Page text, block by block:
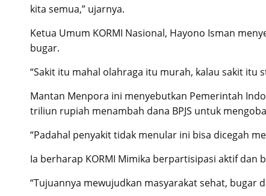
kita semua,” ujarnya.
Ketua Umum KORMI Nasional, Hayono Isman
bugar.
“Sakit itu mahal olahraga itu murah, kalau sakit itu
Mantan Menpora ini menyebutkan Pemerintah
triliun rupiah menambah dana BPJS untuk
“Padahal penyakit tidak menular ini bisa dicegah
Ia berharap KORMI Mimika berpartisipasi aktif
“Tujuannya mewujudkan masyarakat sehat, bugar